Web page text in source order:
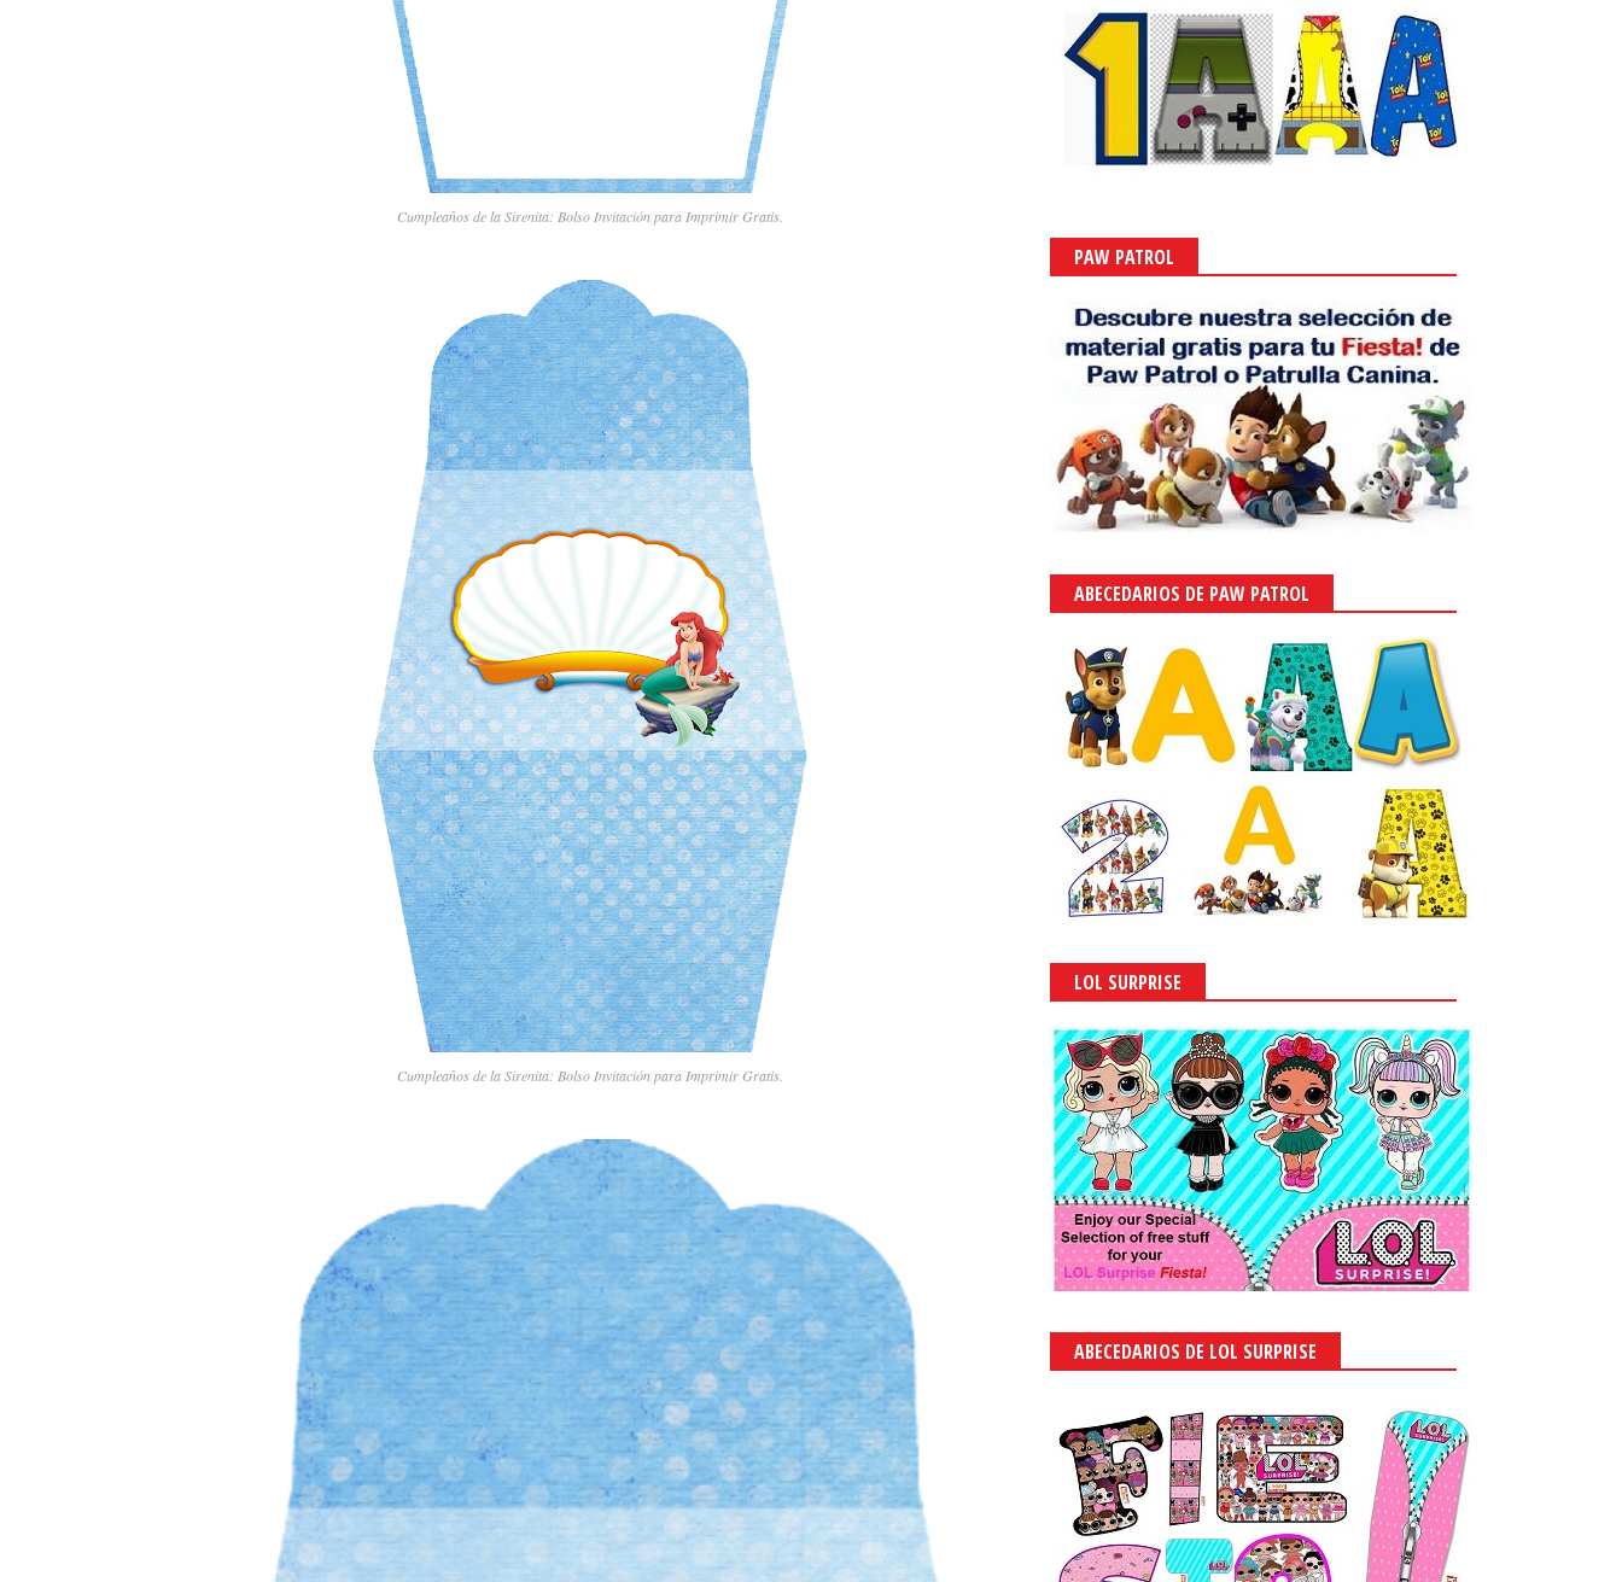
Cumpleaños de la Sirenita: Bolso Invitación para Imprimir Gratis.
Cumpleaños de la Sirenita: Bolso Invitación para Imprimir Gratis.
PAW PATROL
ABECEDARIOS DE PAW PATROL
LOL SURPRISE
ABECEDARIOS DE LOL SURPRISE